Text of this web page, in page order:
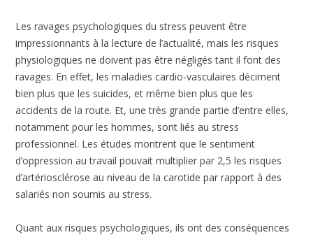
Les ravages psychologiques du stress peuvent être
impressionnants à la lecture de l’actualité, mais les risques
physiologiques ne doivent pas être négligés tant il font des
ravages. En effet, les maladies cardio-vasculaires déciment
bien plus que les suicides, et même bien plus que les
accidents de la route. Et, une très grande partie d’entre elles,
notamment pour les hommes, sont liés au stress
professionnel. Les études montrent que le sentiment
d’oppression au travail pouvait multiplier par 2,5 les risques
d’artériosclérose au niveau de la carotide par rapport à des
salariés non soumis au stress.
Quant aux risques psychologiques, ils ont des conséquences